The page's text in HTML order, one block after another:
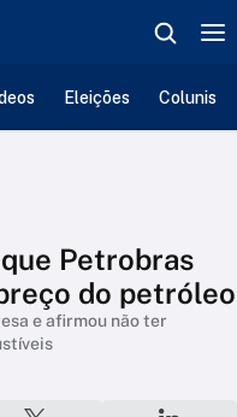
Eleições
Petrobras
do petróleo
e afirmou não ter